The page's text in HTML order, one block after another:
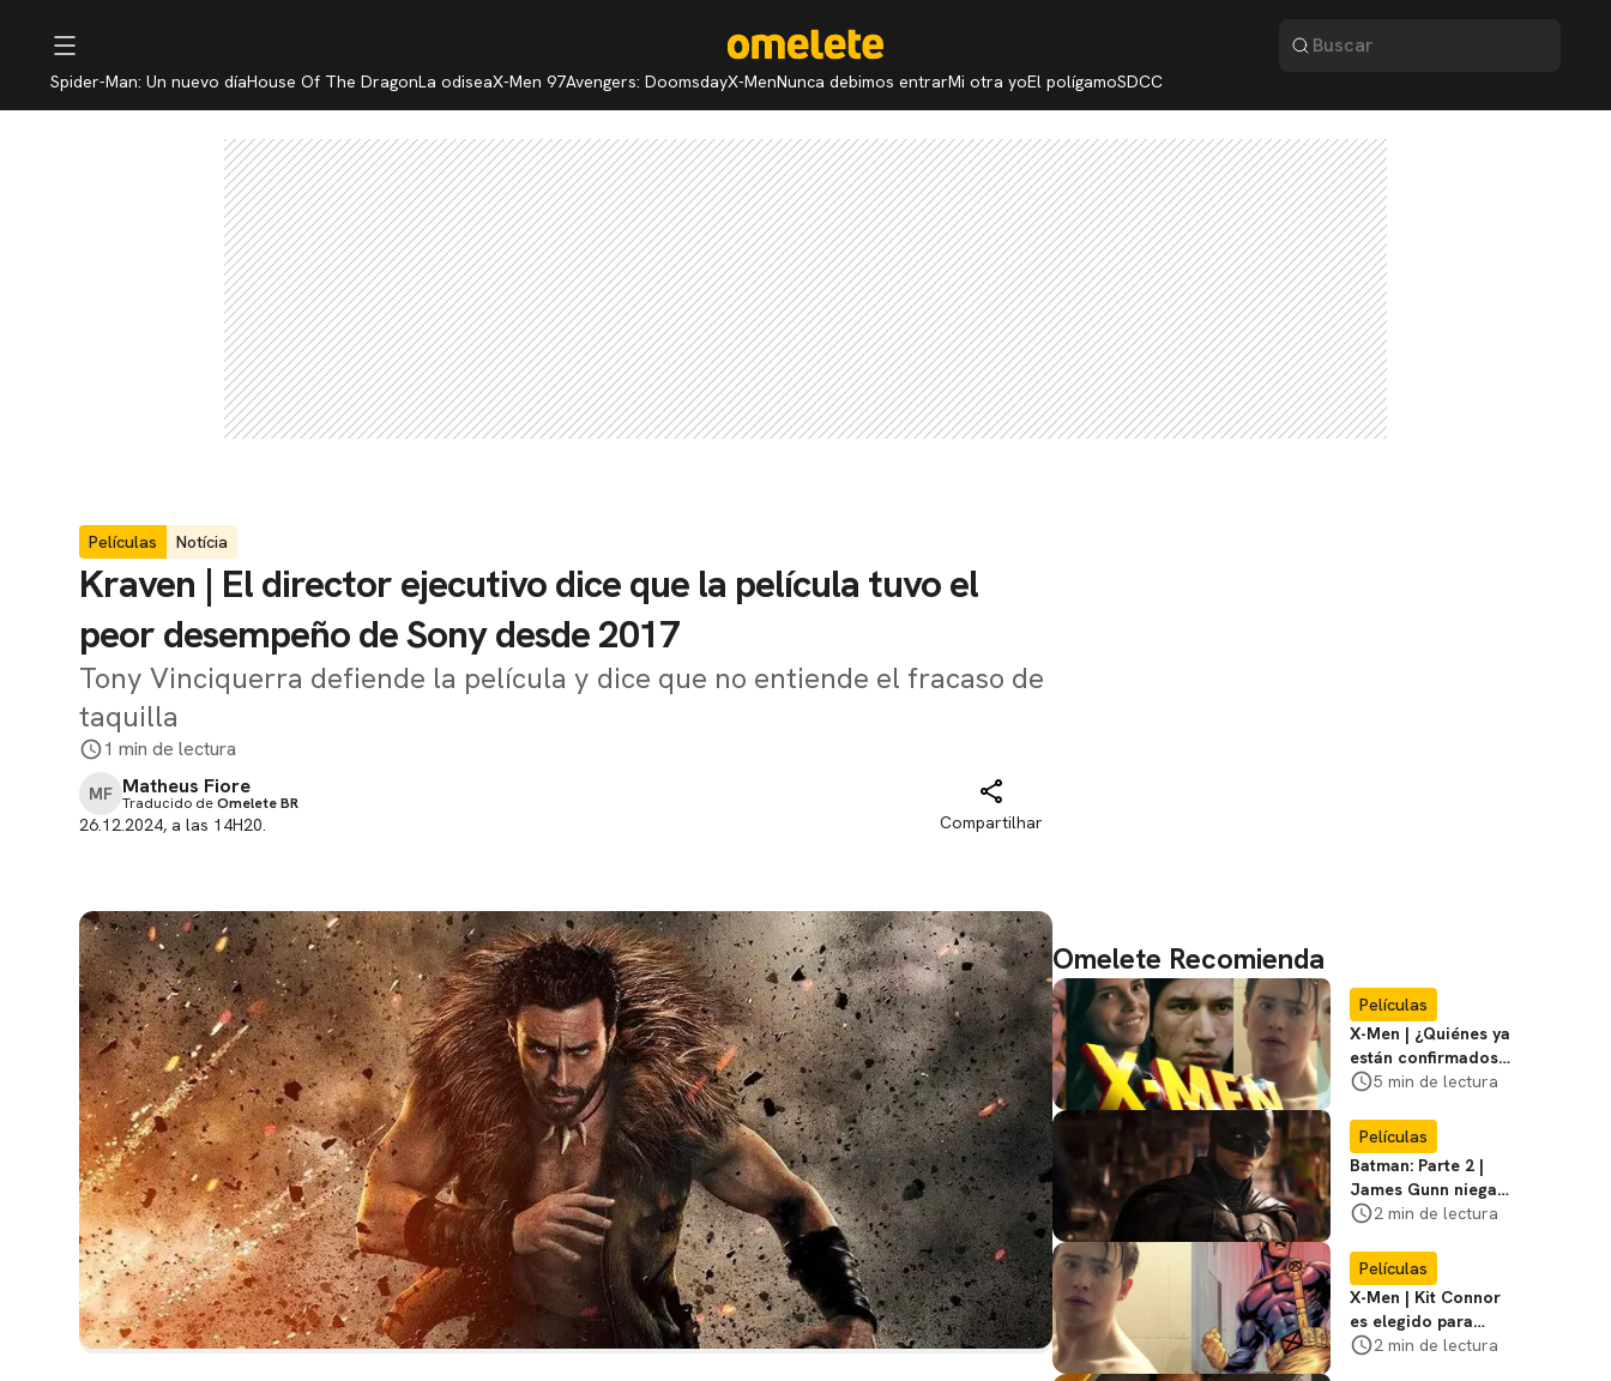
Spider-Man: Un nuevo díaHouse Of The DragonLa odiseaX-Men 97Avengers: DoomsdayX-MenNunca debimos entrarMi otra yoEl polígamoSDCC
Películas Notícia
Kraven | El director ejecutivo dice que la película tuvo el
peor desempeño de Sony desde 2017
Tony Vinciquerra defiende la película y dice que no entiende el fracaso de
taquilla
1 min de lectura
MF Matheus Fiore
Traducido deOmelete BR
26.12.2024, a las 14H20. Compartilhar
Omelete Recomienda
Películas
X-Men | ¿Quiénes ya
están confirmados
en la película de
favoritos
5 min de lectura
Películas
Batman: Parte 2 |
James Gunn niega
que se filme la parte
2 min de lectura
Películas
X-Men | Kit Connor
es elegido para
interpretar a
2 min de lectura